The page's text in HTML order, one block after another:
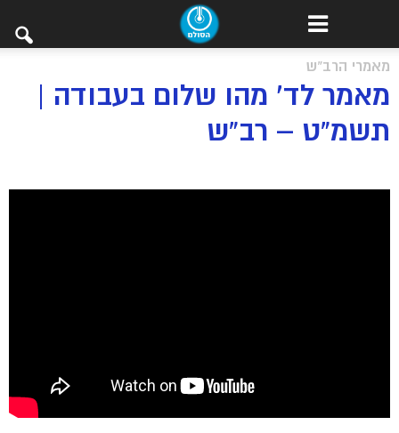
מאמרי הרב"ש
מאמר לד’ מהו שלום בעבודה |
תשמ”ט – רב”ש